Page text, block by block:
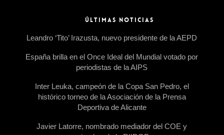
ÚLTIMAS NOTICIAS
Leandro ‘Tito’ Irazusta, nuevo presidente de la AEPD
España brilla en el Once Ideal del Mundial votado por
periodistas de la AIPS
Inter Leuka, campeón de la Copa San Pedro, el
histórico torneo de la Asociación de la Prensa
Deportiva de Alicante
Javier Latorre, nombrado mediador del COE y